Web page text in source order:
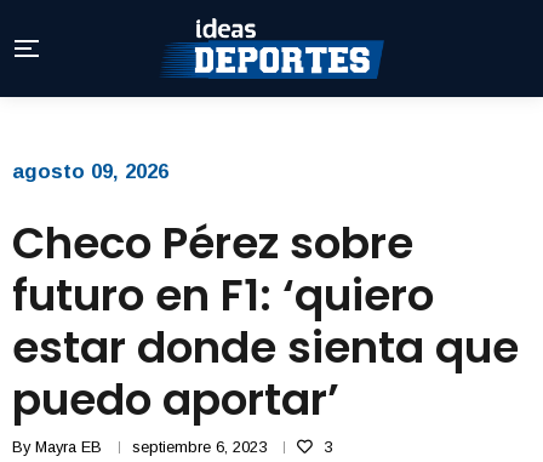
agosto 09, 2026
Checo Pérez sobre
futuro en F1: ‘quiero
estar donde sienta que
puedo aportar’
By Mayra EB septiembre 6, 2023 3